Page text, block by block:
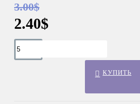
3.00$
2.40$
КУПИТЬ